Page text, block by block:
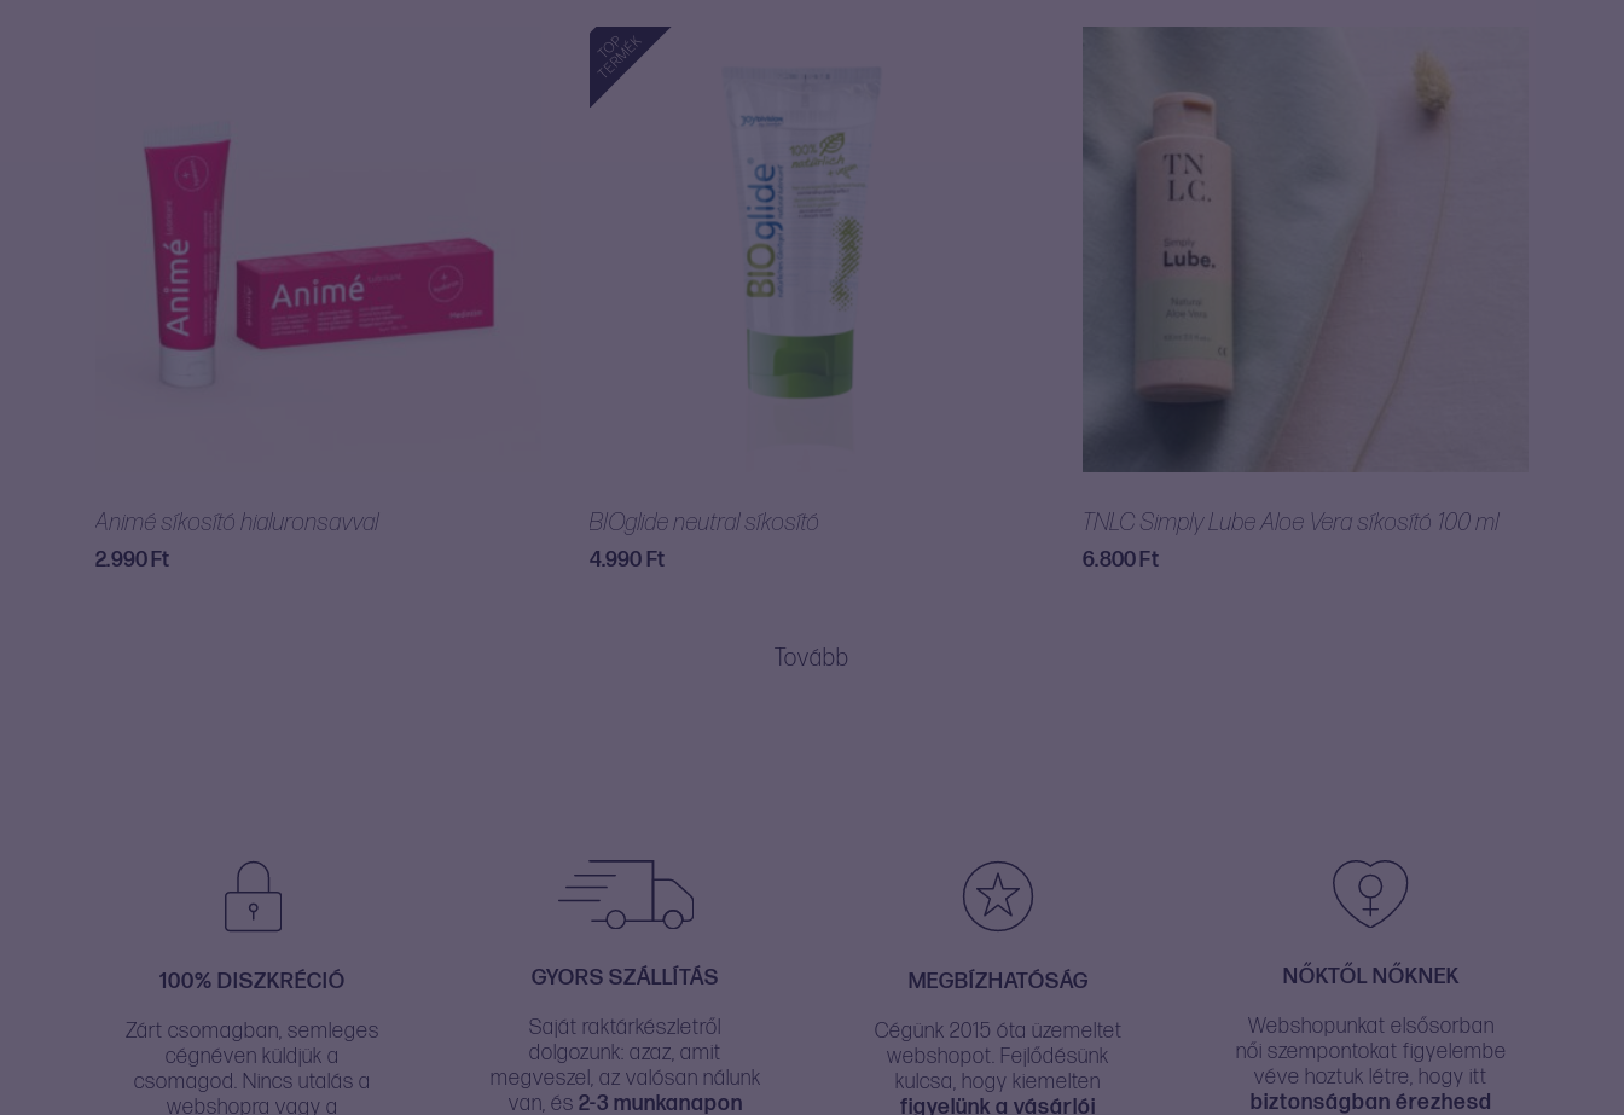
Animé síkosító hialuronsavval
2.990Ft
TOP
TERMÉK
BIOglide neutral síkosító
4.990Ft
TNLC Simply Lube Aloe Vera síkosító 100 ml
6.800Ft
Tovább
100% DISZKRÉCIÓ
Zárt csomagban, semleges
cégnéven küldjük a
csomagod. Nincs utalás a
webshopra vagy a
GYORS SZÁLLÍTÁS
Saját raktárkészletről
dolgozunk: azaz, amit
megveszel, az valósan nálunk
van, és 2-3 munkanapon
MEGBÍZHATÓSÁG
Cégünk 2015 óta üzemeltet
webshopot. Fejlődésünk
kulcsa, hogy kiemelten
figyelünk a vásárlói
NŐKTŐL NŐKNEK
Webshopunkat elsősorban
női szempontokat figyelembe
véve hoztuk létre, hogy itt
biztonságban érezhesd